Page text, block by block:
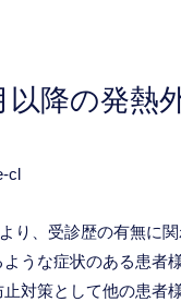
降の発熱
cl
り、受診歴の有無に
うな症状のある患者
対策として他の患者